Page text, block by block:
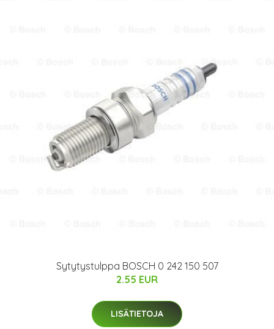
Sytytystulppa BOSCH 0 242 150 507
2.55 EUR
LISÄTIETOJA